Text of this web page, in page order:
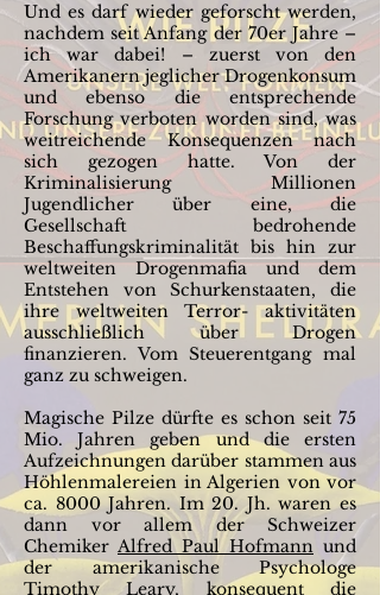
Und es darf wieder geforscht werden,
nachdem seit Anfang der 70er Jahre –
ich war dabei! – zuerst von den
Amerikanern jeglicher Drogenkonsum
und ebenso die entsprechende
Forschung verboten worden sind, was
weitreichende Konsequenzen nach
sich gezogen hatte. Von der
Kriminalisierung Millionen
Jugendlicher über eine, die
Gesellschaft bedrohende
Beschaffungskriminalität bis hin zur
weltweiten Drogenmafia und dem
Entstehen von Schurkenstaaten, die
ihre weltweiten Terror- aktivitäten
ausschließlich über Drogen
finanzieren. Vom Steuerentgang mal
ganz zu schweigen.
Magische Pilze dürfte es schon seit 75
Mio. Jahren geben und die ersten
Aufzeichnungen darüber stammen aus
Höhlenmalereien in Algerien von vor
ca. 8000 Jahren. Im 20. Jh. waren es
dann vor allem der Schweizer
Chemiker Alfred Paul Hofmann und
der amerikanische Psychologe
Timothy Leary, konsequent die